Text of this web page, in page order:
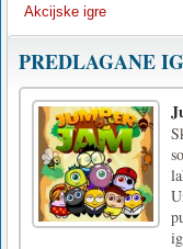
Akcijske igre
PREDLAGANE